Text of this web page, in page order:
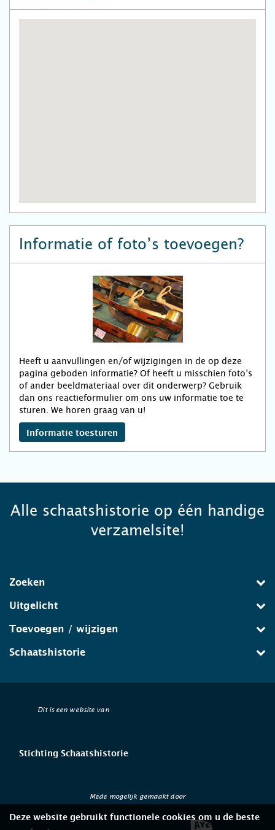
Informatie of foto’s toevoegen?
Heeft u aanvullingen en/of wijzigingen in de op deze
pagina geboden informatie? Of heeft u misschien foto’s
of ander beeldmateriaal over dit onderwerp? Gebruik
dan ons reactieformulier om ons uw informatie toe te
sturen. We horen graag van u!
Informatie toesturen
Alle schaatshistorie op één handige
verzamelsite!
Zoeken
Uitgelicht
Toevoegen / wijzigen
Schaatshistorie
Dit is een website van
Stichting Schaatshistorie
Mede mogelijk gemaakt door
Deze website gebruikt functionele cookies om u de beste